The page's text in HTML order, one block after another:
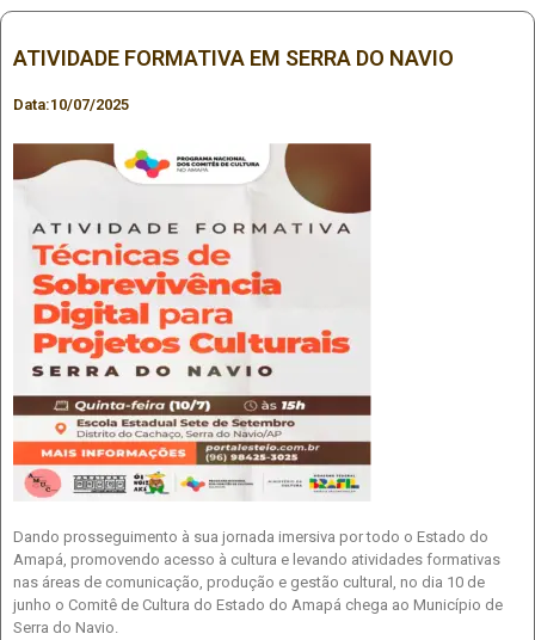
ATIVIDADE FORMATIVA EM SERRA DO NAVIO
Data:10/07/2025
Dando prosseguimento à sua jornada imersiva por todo o Estado do
Amapá, promovendo acesso à cultura e levando atividades formativas
nas áreas de comunicação, produção e gestão cultural, no dia 10 de
junho o Comitê de Cultura do Estado do Amapá chega ao Município de
Serra do Navio.